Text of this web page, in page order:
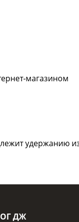
магазином
удержанию
ДЖ